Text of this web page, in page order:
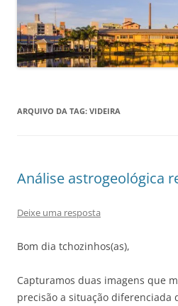
ARQUIVO DA TAG: VIDEIRA
Análise astrogeológica
Deixe uma resposta
Bom dia tchozinhos(as),
Capturamos duas imagens que
precisão a situação diferenciada